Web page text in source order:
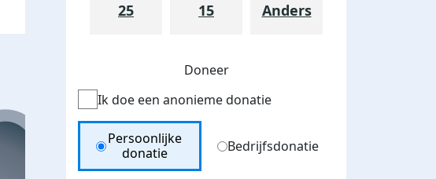
25 15 Anders
Doneer
Ik doe een anonieme donatie
Donation Type
Persoonlijke
donatie
Bedrijfsdonatie